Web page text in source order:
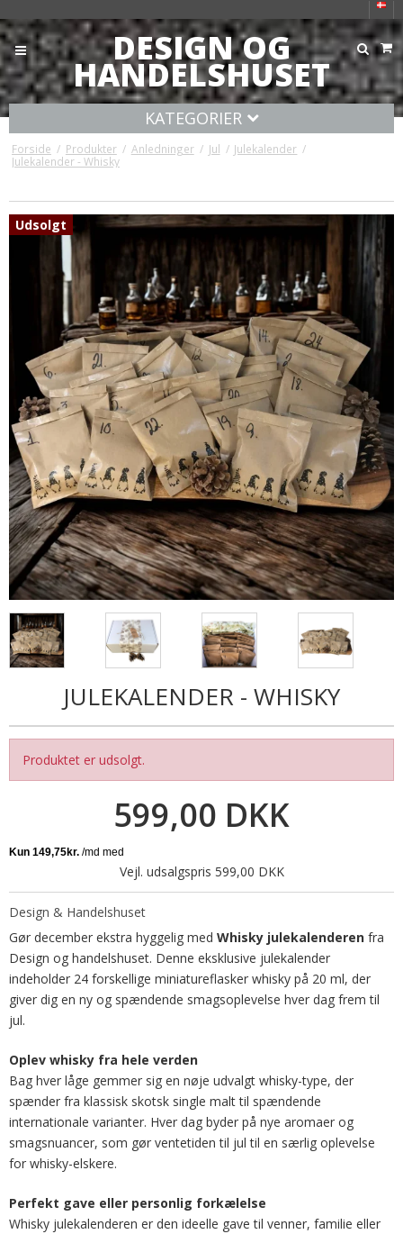
DESIGN OG
HANDELSHUSET
KATEGORIER
Forside / Produkter / Anledninger / Jul / Julekalender /
Julekalender - Whisky
Udsolgt
JULEKALENDER - WHISKY
Produktet er udsolgt.
599,00 DKK
Vejl. udsalgspris 599,00 DKK
Design & Handelshuset
Gør december ekstra hyggelig med Whisky julekalenderen fra
Design og handelshuset. Denne eksklusive julekalender
indeholder 24 forskellige miniatureflasker whisky på 20 ml, der
giver dig en ny og spændende smagsoplevelse hver dag frem til
jul.
Oplev whisky fra hele verden
Bag hver låge gemmer sig en nøje udvalgt whisky-type, der
spænder fra klassisk skotsk single malt til spændende
internationale varianter. Hver dag byder på nye aromaer og
smagsnuancer, som gør ventetiden til jul til en særlig oplevelse
for whisky-elskere.
Perfekt gave eller personlig forkælelse
Whisky julekalenderen er den ideelle gave til venner, familie eller